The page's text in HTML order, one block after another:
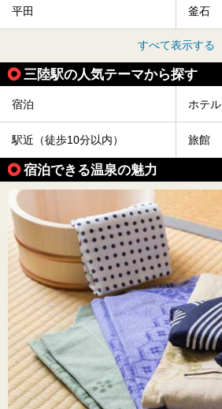
平田 釜石
すべて表示する
三陸駅の人気テーマから探す
宿泊 ホテル
駅近（徒歩10分以内） 旅館
宿泊できる温泉の魅力